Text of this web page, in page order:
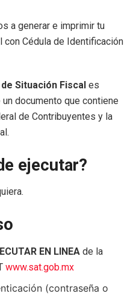
a generar e imprimir tu
Cédula de Identificación
Situación Fiscal es
documento que contiene
de Contribuyentes y la
ejecutar?
EN LINEA de la
www.sat.gob.mx
(contraseña o